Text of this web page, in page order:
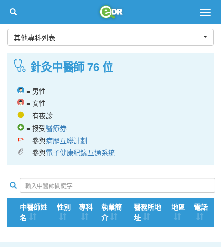
其他專科列表
針灸中醫師 76 位
= 男性
= 女性
= 有夜診
= 接受醫療券
= 參與病歷互聯計劃
= 參與電子健康紀䤸互通系統
中醫師姓
名
性別 專科
執業簡
介
醫務所地
址
地區 電話